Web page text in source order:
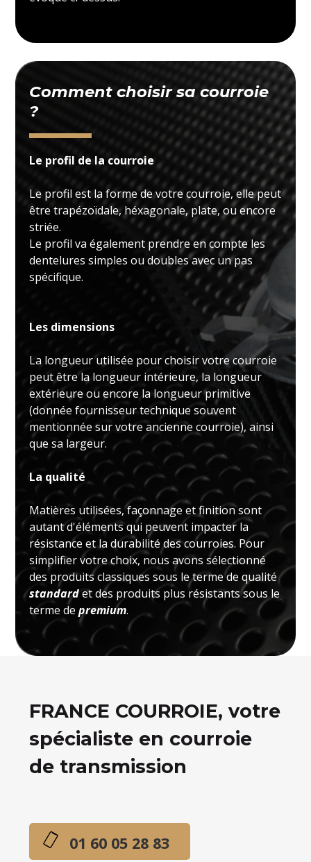
Comment choisir sa courroie
?
Le profil de la courroie
Le profil est la forme de votre courroie, elle peut
être trapézoïdale, héxagonale, plate, ou encore
striée.
Le profil va également prendre en compte les
dentelures simples ou doubles avec un pas
spécifique.
Les dimensions
La longueur utilisée pour choisir votre courroie
peut être la longueur intérieure, la longueur
extérieure ou encore la longueur primitive
(donnée fournisseur technique souvent
mentionnée sur votre ancienne courroie), ainsi
que sa largeur.
La qualité
Matières utilisées, façonnage et finition sont
autant d'éléments qui peuvent impacter la
résistance et la durabilité des courroies. Pour
simplifier votre choix, nous avons sélectionné
des produits classiques sous le terme de qualité
standardet des produits plus résistants sous le
terme depremium.
FRANCE COURROIE, votre
spécialiste en courroie
de transmission
01 60 05 28 83